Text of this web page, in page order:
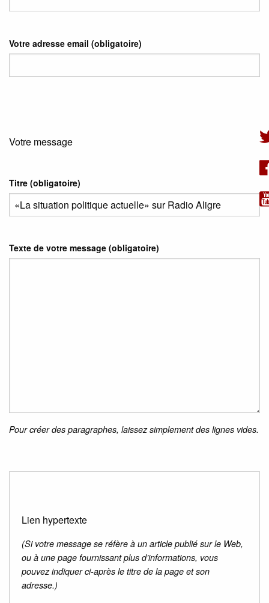
Votre adresse email (obligatoire)
Votre message
Titre (obligatoire)
Texte de votre message (obligatoire)
Pour créer des paragraphes, laissez simplement des lignes vides.
Lien hypertexte
(Si votre message se réfère à un article publié sur le Web,
ou à une page fournissant plus d’informations, vous
pouvez indiquer ci-après le titre de la page et son
adresse.)